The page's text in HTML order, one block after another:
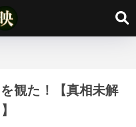
観た！【真相未解